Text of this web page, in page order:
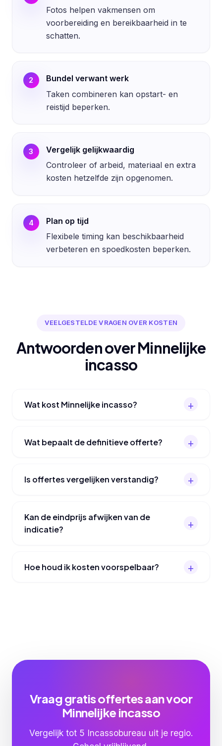
Fotos helpen vakmensen om
voorbereiding en bereikbaarheid in te
schatten.
2
Bundel verwant werk
Taken combineren kan opstart- en
reistijd beperken.
3
Vergelijk gelijkwaardig
Controleer of arbeid, materiaal en extra
kosten hetzelfde zijn opgenomen.
4
Plan op tijd
Flexibele timing kan beschikbaarheid
verbeteren en spoedkosten beperken.
VEELGESTELDE VRAGEN OVER KOSTEN
Antwoorden over Minnelijke
incasso
Wat kost Minnelijke incasso?
Wat bepaalt de definitieve offerte?
Is offertes vergelijken verstandig?
Kan de eindprijs afwijken van de
indicatie?
Hoe houd ik kosten voorspelbaar?
Vraag gratis offertes aan voor
Minnelijke incasso
Vergelijk tot 5 Incassobureau uit je regio.